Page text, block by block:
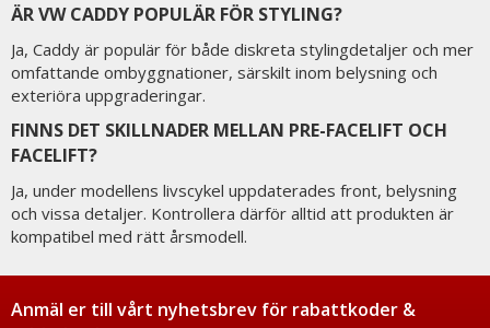
ÄR VW CADDY POPULÄR FÖR STYLING?
Ja, Caddy är populär för både diskreta stylingdetaljer och mer
omfattande ombyggnationer, särskilt inom belysning och
exteriöra uppgraderingar.
FINNS DET SKILLNADER MELLAN PRE-FACELIFT OCH
FACELIFT?
Ja, under modellens livscykel uppdaterades front, belysning
och vissa detaljer. Kontrollera därför alltid att produkten är
kompatibel med rätt årsmodell.
Anmäl er till vårt nyhetsbrev för rabattkoder &